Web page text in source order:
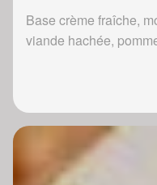
Base crème fraîche,
viande hachée,